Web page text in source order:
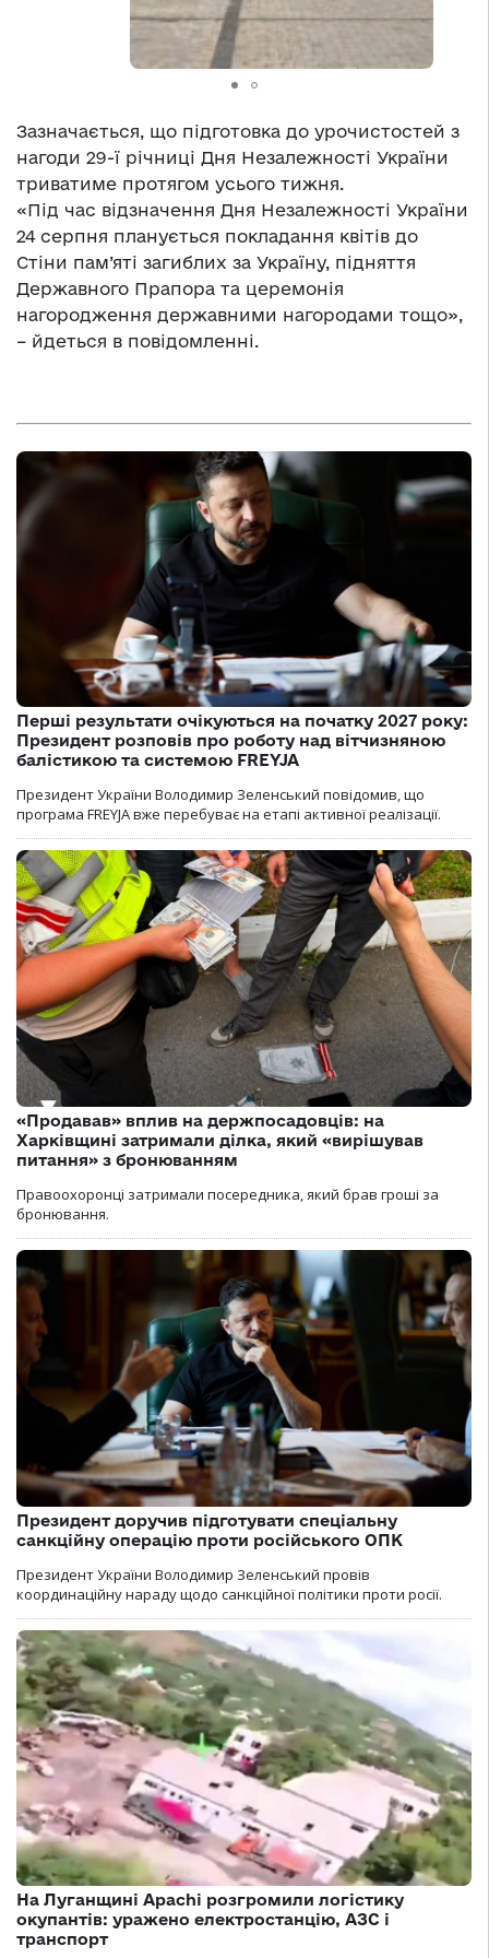
Зазначається, що підготовка до урочистостей з
нагоди 29-ї річниці Дня Незалежності України
триватиме протягом усього тижня.
«Під час відзначення Дня Незалежності України
24 серпня планується покладання квітів до
Стіни пам’яті загиблих за Україну, підняття
Державного Прапора та церемонія
нагородження державними нагородами тощо»,
– йдеться в повідомленні.
Перші результати очікуються на початку 2027 року:
Президент розповів про роботу над вітчизняною
балістикою та системою FREYJA
Президент України Володимир Зеленський повідомив, що
програма FREYJA вже перебуває на етапі активної реалізації.
«Продавав» вплив на держпосадовців: на
Харківщині затримали ділка, який «вирішував
питання» з бронюванням
Правоохоронці затримали посередника, який брав гроші за
бронювання.
Президент доручив підготувати спеціальну
санкційну операцію проти російського ОПК
Президент України Володимир Зеленський провів
координаційну нараду щодо санкційної політики проти росії.
На Луганщині Apachi розгромили логістику
окупантів: уражено електростанцію, АЗС і
транспорт